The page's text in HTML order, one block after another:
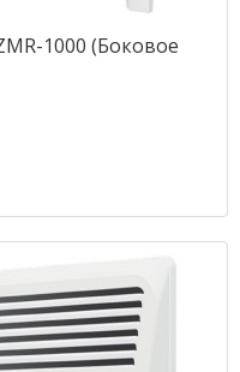
1000 (Боковое